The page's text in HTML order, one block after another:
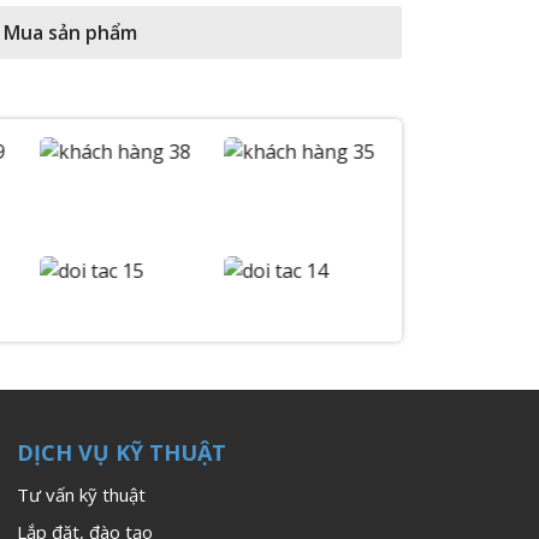
Mua sản phẩm
DỊCH VỤ KỸ THUẬT
Tư vấn kỹ thuật
Lắp đặt, đào tạo